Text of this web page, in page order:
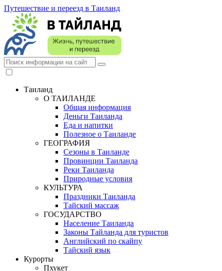
Путешествие и переезд в Таиланд
Таиланд
О ТАИЛАНДЕ
Общая информация
Деньги Таиланда
Еда и напитки
Полезное о Таиланде
ГЕОГРАФИЯ
Сезоны в Таиланде
Провинции Таиланда
Реки Таиланда
Природные условия
КУЛЬТУРА
Праздники Таиланда
Тайский массаж
ГОСУДАРСТВО
Население Таиланда
Законы Тайланда для туристов
Английский по скайпу
Тайский язык
Курорты
Пхукет